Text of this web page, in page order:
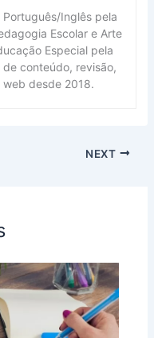
Inglês pela
Escolar e Arte
Especial pela
conteúdo, revisão,
web desde 2018.
NEXT